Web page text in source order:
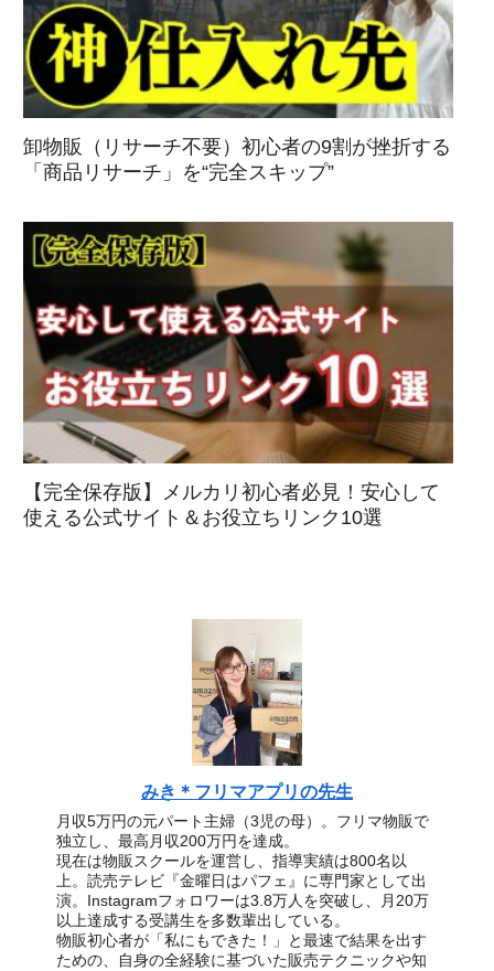
卸物販（リサーチ不要）初心者の9割が挫折する
「商品リサーチ」を“完全スキップ”
【完全保存版】メルカリ初心者必見！安心して
使える公式サイト＆お役立ちリンク10選
みき＊フリマアプリの先生
月収5万円の元パート主婦（3児の母）。フリマ物販で
独立し、最高月収200万円を達成。
現在は物販スクールを運営し、指導実績は800名以
上。読売テレビ『金曜日はパフェ』に専門家として出
演。Instagramフォロワーは3.8万人を突破し、月20万
以上達成する受講生を多数輩出している。
物販初心者が「私にもできた！」と最速で結果を出す
ための、自身の全経験に基づいた販売テクニックや知